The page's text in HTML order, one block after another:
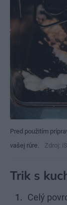
Pred použitím
vašej rúre.
Zdroj:
Trik s
Celý